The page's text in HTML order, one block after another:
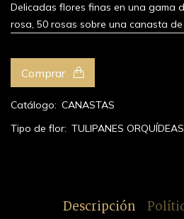
Delicadas flores finas en una gama
rosa, 50 rosas sobre una canasta de
Comprar
Catálogo: CANASTAS
Tipo de flor: TULIPANES ORQUÍDEAS
Descripción